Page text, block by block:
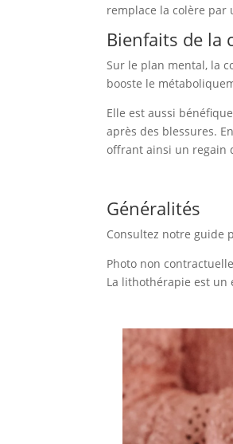
remplace la colère par
Bienfaits de la
Sur le plan mental, la
booste le
Elle est aussi
après des blessures.
offrant ainsi un regain
Généralités
Consultez notre guide
Photo non
La lithothérapie est un